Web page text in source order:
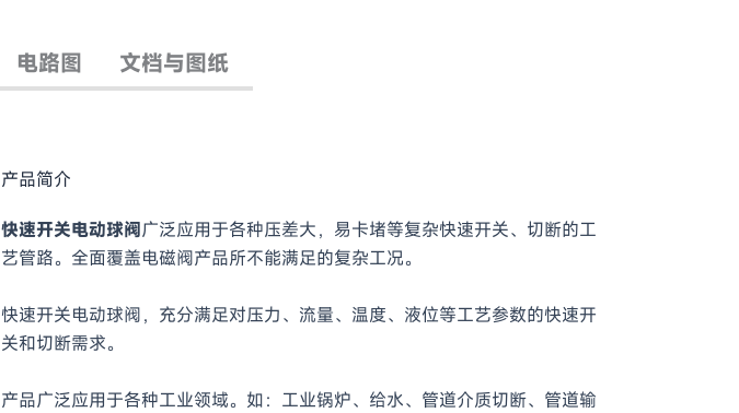
电路图 文档与图纸
产品简介
快速开关电动球阀广泛应用于各种压差大，易卡堵等复杂快速开关、切断的工
艺管路。全面覆盖电磁阀产品所不能满足的复杂工况。
快速开关电动球阀，充分满足对压力、流量、温度、液位等工艺参数的快速开
关和切断需求。
产品广泛应用于各种工业领域。如：工业锅炉、给水、管道介质切断、管道输